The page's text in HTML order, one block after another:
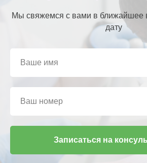
Мы свяжемся с вами в ближайшее
дату
Записаться на